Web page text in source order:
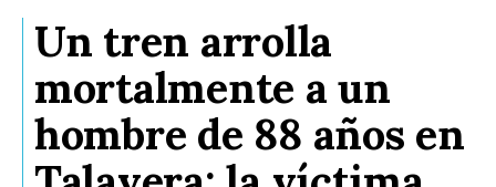
Un tren arrolla
mortalmente a un
hombre de 88 años en